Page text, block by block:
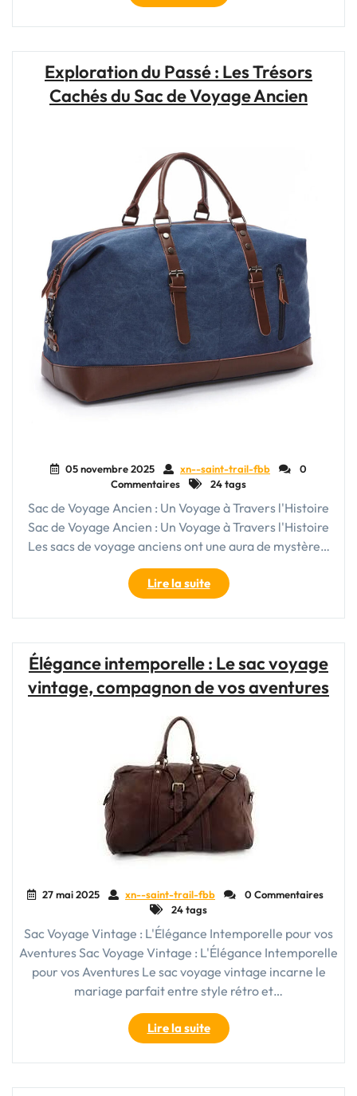
l’Élégance
Intemporelle
Valise
de
Exploration du Passé : Les Trésors
Cachés du Sac de Voyage Ancien
05 novembre 2025 xn--saint-trail-fbb
0
Commentaires
24 tags
Sac de Voyage Ancien : Un Voyage à Travers l'Histoire
Sac de Voyage Ancien : Un Voyage à Travers l'Histoire
Les sacs de voyage anciens ont une aura de mystère…
Lire la suite"Exploration
du
Passé
Trésors
Cachés
Ancien"
Élégance intemporelle : Le sac voyage
vintage, compagnon de vos aventures
27 mai 2025 xn--saint-trail-fbb
0 Commentaires
24 tags
Sac Voyage Vintage : L'Élégance Intemporelle pour vos
Aventures Sac Voyage Vintage : L'Élégance Intemporelle
pour vos Aventures Le sac voyage vintage incarne le
mariage parfait entre style rétro et…
Lire la suite"Élégance
intemporelle
: